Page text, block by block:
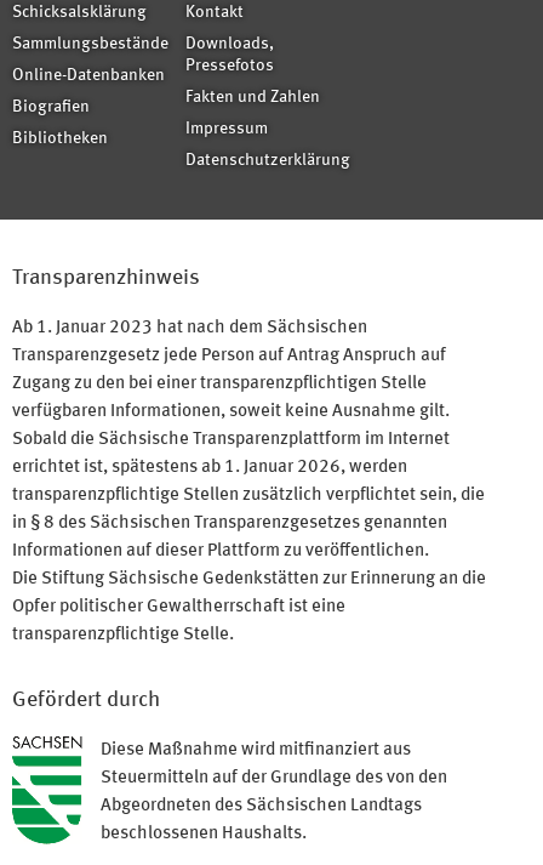
Schicksalsklärung
Sammlungsbestände
Online-Datenbanken
Biografien
Bibliotheken
Kontakt
Downloads,
Pressefotos
Fakten und Zahlen
Impressum
Datenschutzerklärung
Transparenzhinweis
Ab 1. Januar 2023 hat nach dem Sächsischen
Transparenzgesetz jede Person auf Antrag Anspruch auf
Zugang zu den bei einer transparenzpflichtigen Stelle
verfügbaren Informationen, soweit keine Ausnahme gilt.
Sobald die Sächsische Transparenzplattform im Internet
errichtet ist, spätestens ab 1. Januar 2026, werden
transparenzpflichtige Stellen zusätzlich verpflichtet sein, die
in § 8 des Sächsischen Transparenzgesetzes genannten
Informationen auf dieser Plattform zu veröffentlichen.
Die Stiftung Sächsische Gedenkstätten zur Erinnerung an die
Opfer politischer Gewaltherrschaft ist eine
transparenzpflichtige Stelle.
Gefördert durch
Diese Maßnahme wird mitfinanziert aus
Steuermitteln auf der Grundlage des von den
Abgeordneten des Sächsischen Landtags
beschlossenen Haushalts.